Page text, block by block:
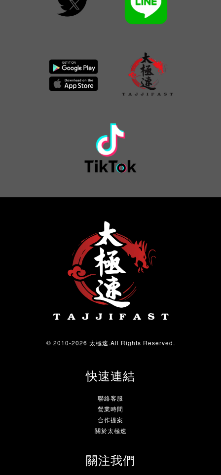
© 2010-2026 太極速.All Rights Reserved.
快速連結
聯絡客服
營業時間
合作提案
關於太極速
關注我們